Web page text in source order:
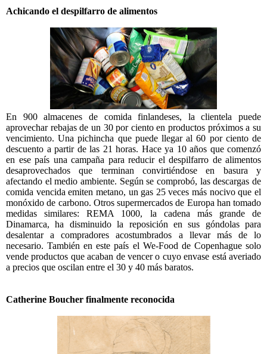
Achicando el despilfarro de alimentos
En 900 almacenes de comida finlandeses, la clientela puede
aprovechar rebajas de un 30 por ciento en productos próximos a su
vencimiento. Una pichincha que puede llegar al 60 por ciento de
descuento a partir de las 21 horas. Hace ya 10 años que comenzó
en ese país una campaña para reducir el despilfarro de alimentos
desaprovechados que terminan convirtiéndose en basura y
afectando el medio ambiente. Según se comprobó, las descargas de
comida vencida emiten metano, un gas 25 veces más nocivo que el
monóxido de carbono. Otros supermercados de Europa han tomado
medidas similares: REMA 1000, la cadena más grande de
Dinamarca, ha disminuido la reposición en sus góndolas para
desalentar a compradores acostumbrados a llevar más de lo
necesario. También en este país el We-Food de Copenhague solo
vende productos que acaban de vencer o cuyo envase está averiado
a precios que oscilan entre el 30 y 40 más baratos.
Catherine Boucher finalmente reconocida